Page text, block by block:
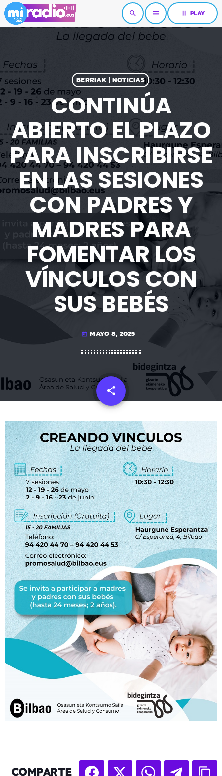
search menu pause PLAY
BERRIAK | NOTICIAS
CONTINÚA
ABIERTO EL PLAZO
PARA INSCRIBIRSE
EN LAS SESIONES
CON PADRES Y
MADRES PARA
FOMENTAR LOS
VÍNCULOS CON
SUS BEBÉS
today MAYO 8, 2025
share
email
COMPARTE